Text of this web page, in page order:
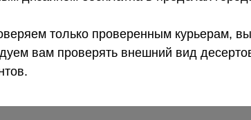
только проверенным курьерам,
вам проверять внешний вид